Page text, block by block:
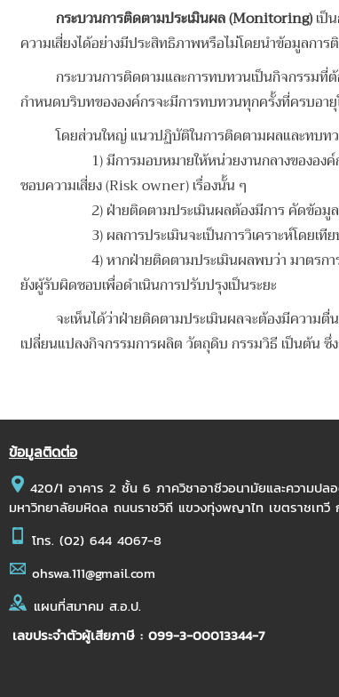
กระบวนการติดตามประเมินผล(Monitoring)เป็
ความเสี่ยงได้อย่างมีประสิทธิภาพหรือไม่โดยนำข้อมูลการ
กระบวนการติดตามและการทบทวนเป็นกิจกรรมที่
กำหนดบริบทขององค์กรจะมีการทบทวนทุกครั้งที่ครบอายุ
โดยส่วนใหญ่ แนวปฏิบัติในการติดตามผลและทบท
1) มีการมอบหมายให้หน่วยงานกลางของอ
ชอบความเสี่ยง (Risk owner) เรื่องนั้น ๆ
2) ฝ่ายติดตามประเมินผลต้องมีการ คัดข้อมูล
3) ผลการประเมินจะเป็นการวิเคราะห์โดยเ
4) หากฝ่ายติดตามประเมินผลพบว่า มาตรก
ยังผู้รับผิดชอบเพื่อดำเนินการปรับปรุงเป็นระยะ
จะเห็นได้ว่าฝ่ายติดตามประเมินผลจะต้องมีความตื่
เปลี่ยนแปลงกิจกรรมการผลิต วัตถุดิบ กรรมวิธี เป็นต้น ซึ่
ข้อมูลติดต่อ
420/1 อาคาร 2 ชั้น 6 ภาควิชาอาชีวอนามัยและความป
มหาวิทยาลัยมหิดล ถนนราชวิถี แขวงทุ่งพญาไท เขตราชเทวี
โทร. (02) 644 4067-8
ohswa.111@gmail.com
แผนที่สมาคม ส.อ.ป.
เลขประจำตัวผู้เสียภาษี : 099-3-00013344-7